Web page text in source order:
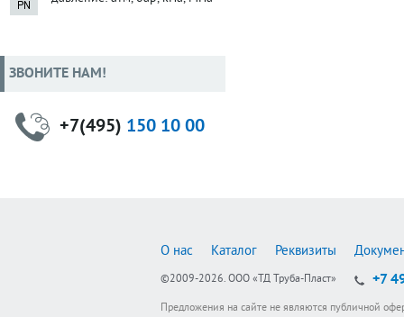
ЗВОНИТЕ НАМ!
+7(495) 150 10 00
О нас Каталог Реквизиты
©2009-2026. ООО «ТД Труба-Пласт» +7
Предложения на сайте не являются публичной